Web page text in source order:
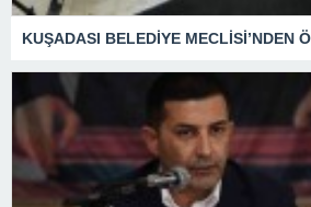
KUŞADASI BELEDİYE MECLİSİ’NDEN